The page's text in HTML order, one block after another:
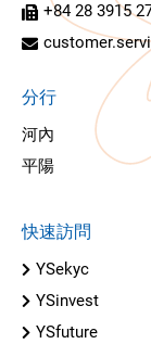
+84 28 3915
分行
河內
平陽
快速訪問
YSekyc
YSinvest
YSfuture